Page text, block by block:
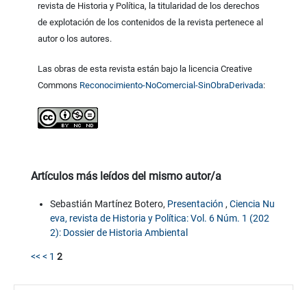
revista de Historia y Política, la titularidad de los derechos
de explotación de los contenidos de la revista pertenece al
autor o los autores.
Las obras de esta revista están bajo la licencia Creative
Commons Reconocimiento-NoComercial-SinObraDerivada:
Artículos más leídos del mismo autor/a
Sebastián Martínez Botero, Presentación , Ciencia Nu
eva, revista de Historia y Política: Vol. 6 Núm. 1 (202
2): Dossier de Historia Ambiental
<< < 1 2